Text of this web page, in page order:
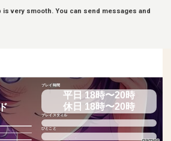
is very smooth. You can send messages and
プレイ時間
平日 18時〜20時
休日 18時〜20時
プレイスタイル
ひとこと